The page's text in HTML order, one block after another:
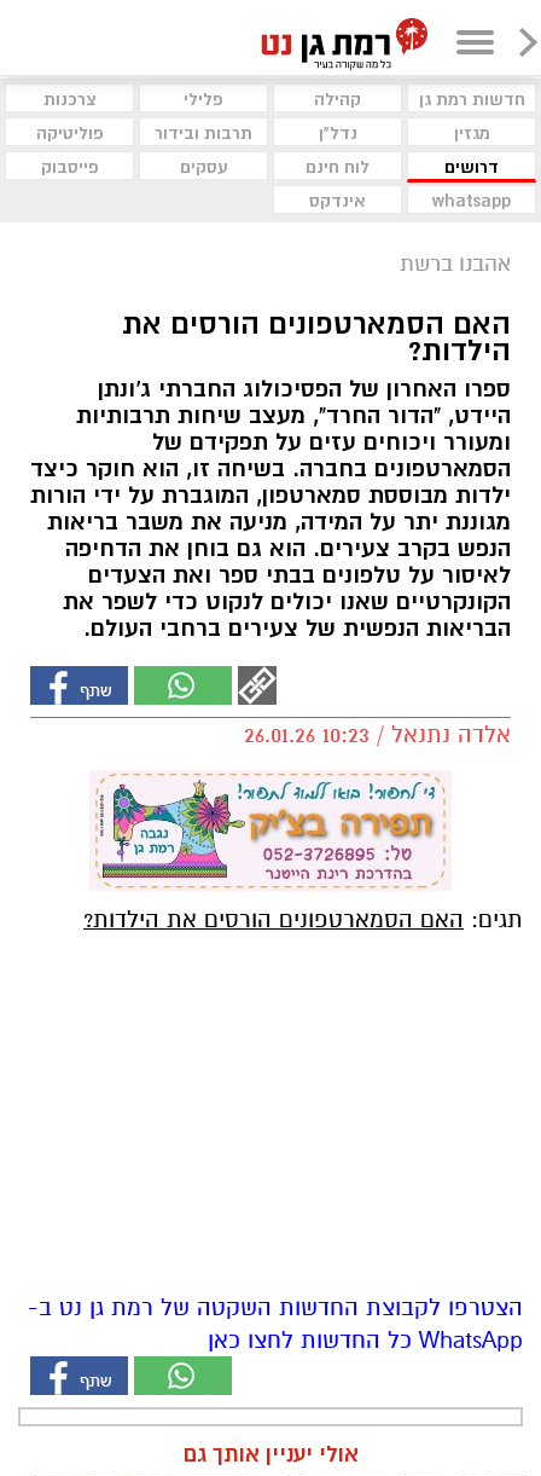
חדשות רמת גן קהילה פלילי
צרכנות
מגזין
נדל"ן תרבות ובידור
פוליטיקה
דרושים
לוח חינם עסקים
פייסבוק
whatsapp
אינדקס
אהבנו ברשת
האם הסמארטפונים הורסים את
הילדות?
ספרו האחרון של הפסיכולוג החברתי ג'ונתן
היידט, "הדור החרד", מעצב שיחות תרבותיות
ומעורר ויכוחים עזים על תפקידם של
הסמארטפונים בחברה. בשיחה זו, הוא חוקר כיצד
ילדות מבוססת סמארטפון, המוגברת על ידי הורות
מגוננת יתר על המידה, מניעה את משבר בריאות
הנפש בקרב צעירים. הוא גם בוחן את הדחיפה
לאיסור על טלפונים בבתי ספר ואת הצעדים
הקונקרטיים שאנו יכולים לנקוט כדי לשפר את
הבריאות הנפשית של צעירים ברחבי העולם.
אלדה נתנאל / 10:23 26.01.26
תגים: האם הסמארטפונים הורסים את הילדות?
הצטרפו לקבוצת החדשות השקטה של רמת גן נט ב-
WhatsApp כל החדשות לחצו כאן
אולי יעניין אותך גם